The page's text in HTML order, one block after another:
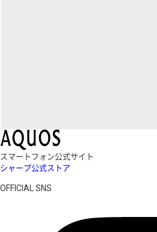
スマートフォン公式サイト
シャープ公式ストア
OFFICIAL SNS